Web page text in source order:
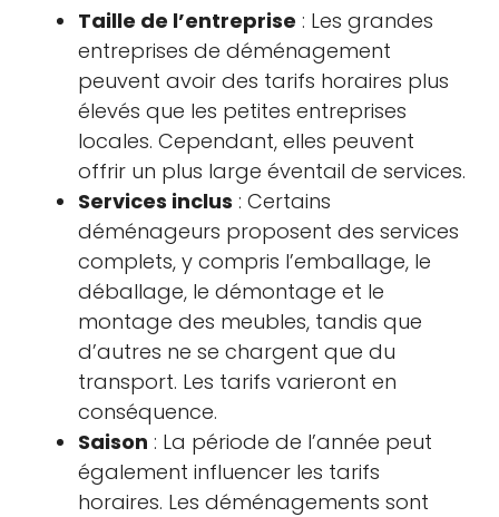
Taille de l’entreprise : Les grandes
entreprises de déménagement
peuvent avoir des tarifs horaires plus
élevés que les petites entreprises
locales. Cependant, elles peuvent
offrir un plus large éventail de services.
Services inclus : Certains
déménageurs proposent des services
complets, y compris l’emballage, le
déballage, le démontage et le
montage des meubles, tandis que
d’autres ne se chargent que du
transport. Les tarifs varieront en
conséquence.
Saison : La période de l’année peut
également influencer les tarifs
horaires. Les déménagements sont